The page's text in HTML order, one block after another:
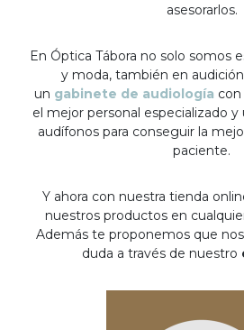
asesorarlos.
En Óptica Tábora no solo somos
y moda, también en
un gabinete de audiología
el mejor personal especializado
audífonos para conseguir la
paciente.
Y ahora con nuestra tienda
nuestros productos en
Además te proponemos que
duda a través de nuestro